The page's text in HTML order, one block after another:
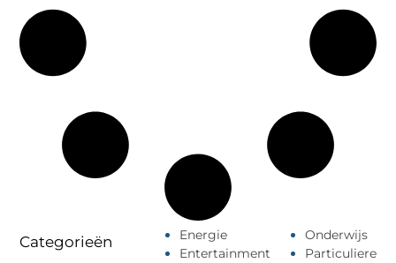
Categorieën
Energie
Entertainment
Onderwijs
Particuliere